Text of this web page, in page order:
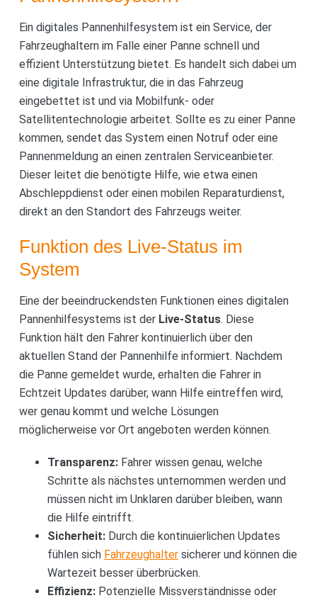
Ein digitales Pannenhilfesystem ist ein Service, der
Fahrzeughaltern im Falle einer Panne schnell und
effizient Unterstützung bietet. Es handelt sich dabei um
eine digitale Infrastruktur, die in das Fahrzeug
eingebettet ist und via Mobilfunk- oder
Satellitentechnologie arbeitet. Sollte es zu einer Panne
kommen, sendet das System einen Notruf oder eine
Pannenmeldung an einen zentralen Serviceanbieter.
Dieser leitet die benötigte Hilfe, wie etwa einen
Abschleppdienst oder einen mobilen Reparaturdienst,
direkt an den Standort des Fahrzeugs weiter.
Funktion des Live-Status im
System
Eine der beeindruckendsten Funktionen eines digitalen
Pannenhilfesystems ist der Live-Status. Diese
Funktion hält den Fahrer kontinuierlich über den
aktuellen Stand der Pannenhilfe informiert. Nachdem
die Panne gemeldet wurde, erhalten die Fahrer in
Echtzeit Updates darüber, wann Hilfe eintreffen wird,
wer genau kommt und welche Lösungen
möglicherweise vor Ort angeboten werden können.
Transparenz:Fahrer wissen genau, welche
Schritte als nächstes unternommen werden und
müssen nicht im Unklaren darüber bleiben, wann
die Hilfe eintrifft.
Sicherheit:Durch die kontinuierlichen Updates
fühlen sich Fahrzeughaltersicherer und können die
Wartezeit besser überbrücken.
Effizienz:Potenzielle Missverständnisse oder